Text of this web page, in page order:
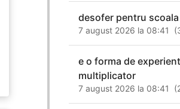
desofer pentru scoala
7 august 2026 la 08:41 (
e o forma de
multiplicator
7 august 2026 la 08:41 (